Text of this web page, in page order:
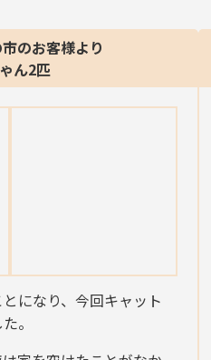
のお客様より
ん2匹
になり、今回キャット
。